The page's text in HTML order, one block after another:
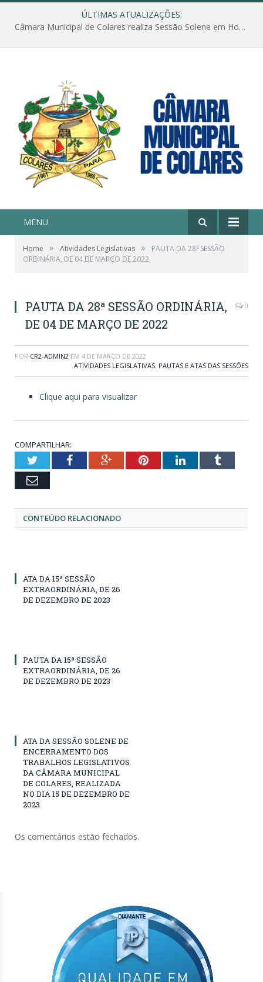
ÚLTIMAS ATUALIZAÇÕES:
Câmara Municipal de Colares realiza Sessão Solene em Homenagem ao Dia das Mães
MENU
Home » Atividades Legislativas »
PAUTA DA 28ª SESSÃO
ORDINÁRIA, DE 04 DE MARÇO DE 2022
PAUTA DA 28ª SESSÃO ORDINÁRIA,
DE 04 DE MARÇO DE 2022
0
POR CR2-ADMIN2 EM 4 DE MARÇO DE 2022
ATIVIDADES LEGISLATIVAS, PAUTAS E ATAS DAS SESSÕES
Clique aqui para visualizar
COMPARTILHAR:
TwitterFacebookGoogle+PinterestLinkedInTumblr
Email
CONTEÚDO RELACIONADO
ATA DA 15ª SESSÃO
EXTRAORDINÁRIA, DE 26
DE DEZEMBRO DE 2023
PAUTA DA 15ª SESSÃO
EXTRAORDINÁRIA, DE 26
DE DEZEMBRO DE 2023
ATA DA SESSÃO SOLENE DE
ENCERRAMENTO DOS
TRABALHOS LEGISLATIVOS
DA CÂMARA MUNICIPAL
DE COLARES, REALIZADA
NO DIA 15 DE DEZEMBRO DE
2023
Os comentários estão fechados.